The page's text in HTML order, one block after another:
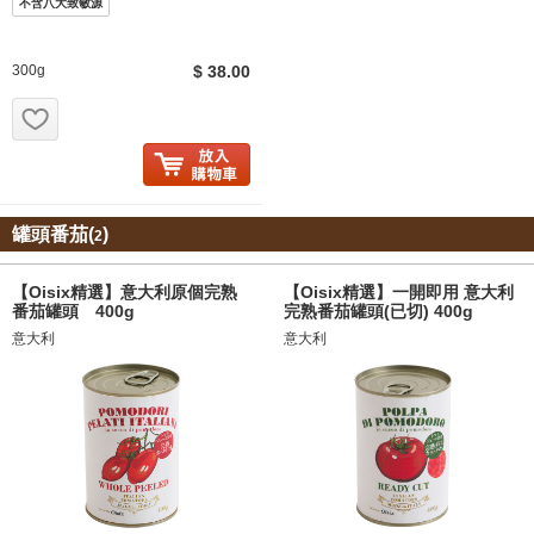
不含八大致敏源
300g $ 38.00
罐頭番茄(2)
【Oisix精選】意大利原個完熟
番茄罐頭 400g
意大利
【Oisix精選】一開即用 意大利
完熟番茄罐頭(已切) 400g
意大利